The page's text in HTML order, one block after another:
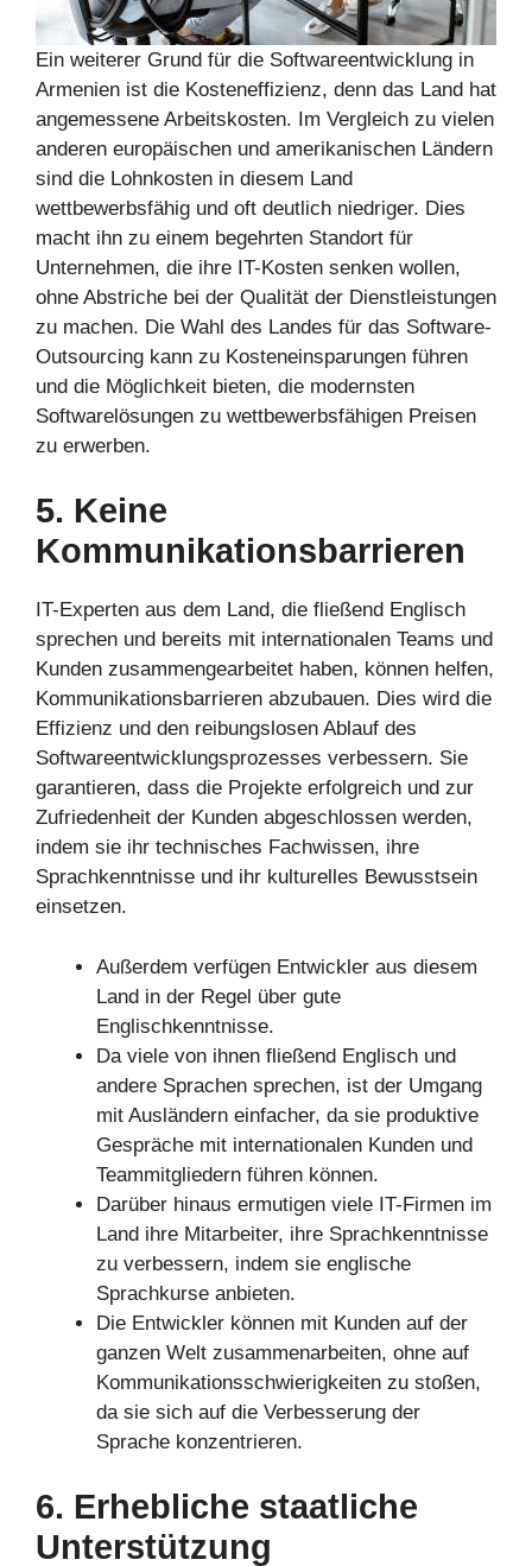
Ein weiterer Grund für die Softwareentwicklung in
Armenien ist die Kosteneffizienz, denn das Land hat
angemessene Arbeitskosten. Im Vergleich zu vielen
anderen europäischen und amerikanischen Ländern
sind die Lohnkosten in diesem Land
wettbewerbsfähig und oft deutlich niedriger. Dies
macht ihn zu einem begehrten Standort für
Unternehmen, die ihre IT-Kosten senken wollen,
ohne Abstriche bei der Qualität der Dienstleistungen
zu machen. Die Wahl des Landes für das Software-
Outsourcing kann zu Kosteneinsparungen führen
und die Möglichkeit bieten, die modernsten
Softwarelösungen zu wettbewerbsfähigen Preisen
zu erwerben.
5. Keine
Kommunikationsbarrieren
IT-Experten aus dem Land, die fließend Englisch
sprechen und bereits mit internationalen Teams und
Kunden zusammengearbeitet haben, können helfen,
Kommunikationsbarrieren abzubauen. Dies wird die
Effizienz und den reibungslosen Ablauf des
Softwareentwicklungsprozesses verbessern. Sie
garantieren, dass die Projekte erfolgreich und zur
Zufriedenheit der Kunden abgeschlossen werden,
indem sie ihr technisches Fachwissen, ihre
Sprachkenntnisse und ihr kulturelles Bewusstsein
einsetzen.
Außerdem verfügen Entwickler aus diesem
Land in der Regel über gute
Englischkenntnisse.
Da viele von ihnen fließend Englisch und
andere Sprachen sprechen, ist der Umgang
mit Ausländern einfacher, da sie produktive
Gespräche mit internationalen Kunden und
Teammitgliedern führen können.
Darüber hinaus ermutigen viele IT-Firmen im
Land ihre Mitarbeiter, ihre Sprachkenntnisse
zu verbessern, indem sie englische
Sprachkurse anbieten.
Die Entwickler können mit Kunden auf der
ganzen Welt zusammenarbeiten, ohne auf
Kommunikationsschwierigkeiten zu stoßen,
da sie sich auf die Verbesserung der
Sprache konzentrieren.
6. Erhebliche staatliche
Unterstützung